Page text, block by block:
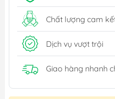
Chất lượng cam
Dịch vụ vượt trội
Giao hàng nhanh